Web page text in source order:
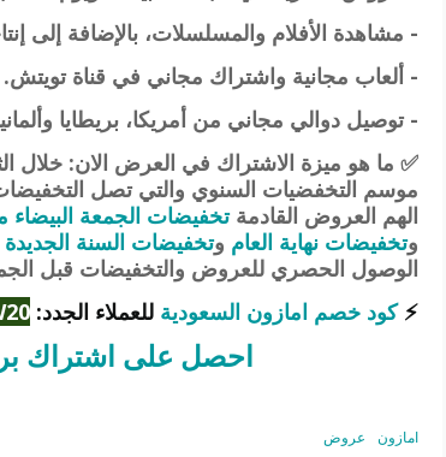
- مشاهدة الأفلام والمسلسلات، بالإضافة إلى
- ألعاب مجانية واشتراك مجاني في قناة تويتش.
- توصيل دوالي مجاني من أمريكا، بريطايا
✅ ما هو ميزة الاشتراك في العرض الان: خلال
الهم العروض القادمةتخفيضات الجمعة البيضاء
وتخفيضات نهاية العام وتخفيضات السنة الجديدة
الوصول الحصري للعروض والتخفيضات قبل
⚡كود خصم امازون السعودية للعملاء الجدد:
احصل على اشتراك
امازون عروض